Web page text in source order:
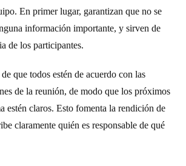
En primer lugar, garantizan que no se
información importante, y sirven de
de los participantes.
que todos estén de acuerdo con las
de la reunión, de modo que los próximos
estén claros. Esto fomenta la rendición de
claramente quién es responsable de qué